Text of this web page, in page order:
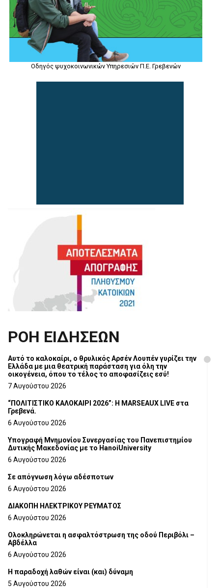
Οδηγός ψυχοκοινωνικών Υπηρεσιών Π.Ε. Γρεβενών
ΡΟΗ ΕΙΔΗΣΕΩΝ
Αυτό το καλοκαίρι, ο θρυλικός Αρσέν Λουπέν γυρίζει την
Ελλάδα με μια θεατρική παράσταση για όλη την
οικογένεια, όπου το τέλος το αποφασίζεις εσύ!
7 Αυγούστου 2026
“ΠΟΛΙΤΙΣΤΙΚΟ ΚΑΛΟΚΑΙΡΙ 2026”: Η MARSEAUX LIVE στα
Γρεβενά.
6 Αυγούστου 2026
Υπογραφή Μνημονίου Συνεργασίας του Πανεπιστημίου
Δυτικής Μακεδονίας με το HanoiUniversity
6 Αυγούστου 2026
Σε απόγνωση λόγω αδέσποτων
6 Αυγούστου 2026
ΔΙΑΚΟΠΗ ΗΛΕΚΤΡΙΚΟΥ ΡΕΥΜΑΤΟΣ
6 Αυγούστου 2026
Ολοκληρώνεται η ασφαλτόστρωση της οδού Περιβόλι –
Αβδέλλα
6 Αυγούστου 2026
H παραδοχή λαθών είναι (και) δύναμη
5 Αυγούστου 2026